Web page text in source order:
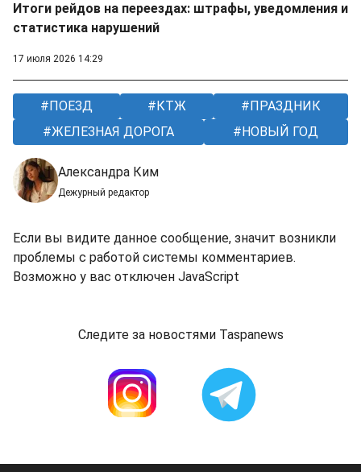
Итоги рейдов на переездах: штрафы, уведомления и
статистика нарушений
17 июля 2026 14:29
ПОЕЗД КТЖ
ПРАЗДНИК
ЖЕЛЕЗНАЯ ДОРОГА
НОВЫЙ ГОД
Александра Ким
Дежурный редактор
Если вы видите данное сообщение, значит возникли
проблемы с работой системы комментариев.
Возможно у вас отключен JavaScript
Следите за новостями Taspanews